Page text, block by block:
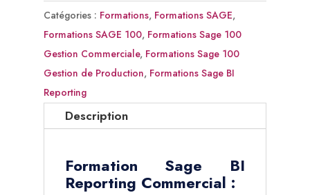
Sage
BI
Reporting
Commercial
Catégories : Formations, Formations SAGE,
Formations SAGE 100, Formations Sage 100
Gestion Commerciale, Formations Sage 100
Gestion de Production, Formations Sage BI
Reporting
Description
Formation Sage BI
Reporting Commercial :